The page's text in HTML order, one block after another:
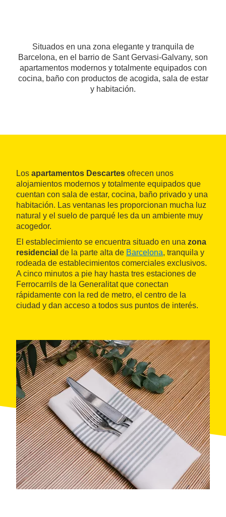
Situados en una zona elegante y tranquila de
Barcelona, en el barrio de Sant Gervasi-Galvany, son
apartamentos modernos y totalmente equipados con
cocina, baño con productos de acogida, sala de estar
y habitación.
Los apartamentos Descartes ofrecen unos
alojamientos modernos y totalmente equipados que
cuentan con sala de estar, cocina, baño privado y una
habitación. Las ventanas les proporcionan mucha luz
natural y el suelo de parqué les da un ambiente muy
acogedor.
El establecimiento se encuentra situado en una zona
residencial de la parte alta de Barcelona, tranquila y
rodeada de establecimientos comerciales exclusivos.
A cinco minutos a pie hay hasta tres estaciones de
Ferrocarrils de la Generalitat que conectan
rápidamente con la red de metro, el centro de la
ciudad y dan acceso a todos sus puntos de interés.